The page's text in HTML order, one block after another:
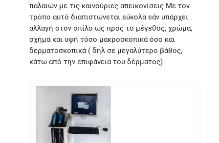
παλαιών με τις καινούριες απεικονίσεις Με τον
τρόπο αυτό διαπιστώνεται εύκολα εάν υπάρχει
αλλαγή στον σπίλο ως προς το μέγεθος, χρώμα,
σχήμα και υφή τόσο μακροσκοπικά όσο και
δερματοσκοπικά ( δηλ σε μεγαλύτερο βάθος,
κάτω από την επιφάνεια του δέρματος)